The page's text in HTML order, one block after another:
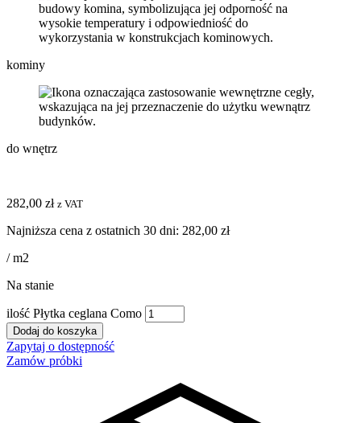
kominy
do wnętrz
282,00 zł z VAT
Najniższa cena z ostatnich 30 dni: 282,00 zł
/ m2
Na stanie
ilość Płytka ceglana Como
Dodaj do koszyka
Zapytaj o dostępność
Zamów próbki